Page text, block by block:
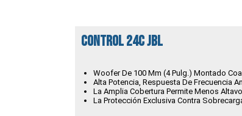
CONTROL 24C JBL
Woofer De 100 Mm (4 Pulg.) Montado
Alta Potencia, Respuesta De Frecuencia
La Amplia Cobertura Permite Menos
La Protección Exclusiva Contra